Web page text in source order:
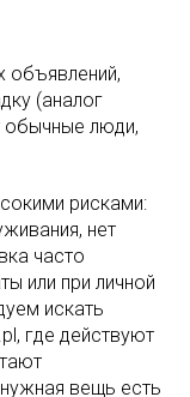
объявлений,
(аналог
обычные люди,
рисками:
нет
часто
или при личной
искать
где действуют
вещь есть